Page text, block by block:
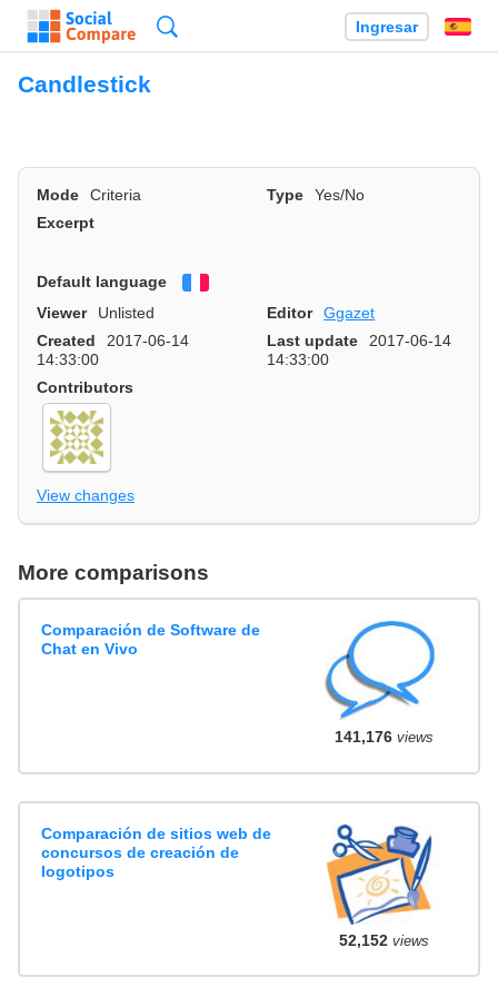
Ingresar
Candlestick
Mode Criteria Type
Yes/No
Excerpt
Default language
Viewer
Unlisted Editor
Ggazet
Created
2017-06-14
14:33:00
Last update
2017-06-14
14:33:00
Contributors
View changes
More comparisons
Comparación de Software de
Chat en Vivo
141,176views
Comparación de sitios web de
concursos de creación de
logotipos
52,152views